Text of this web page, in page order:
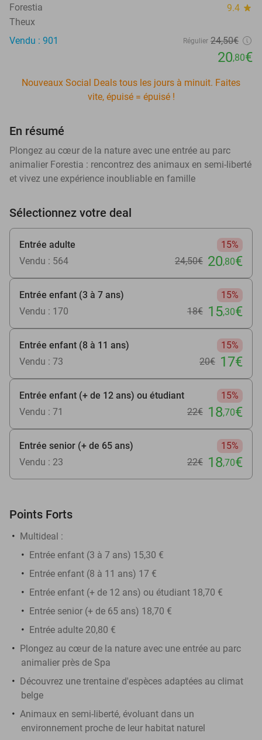
Forestia 9.4 star
Theux
Vendu : 901
Régulier 24,50€
20,80€
Nouveaux Social Deals tous les jours à minuit. Faites
vite, épuisé = épuisé !
En résumé
Plongez au cœur de la nature avec une entrée au parc
animalier Forestia : rencontrez des animaux en semi-liberté
et vivez une expérience inoubliable en famille
Sélectionnez votre deal
Entrée adulte
15%
Vendu : 564
24,50€ 20,80€
Entrée enfant (3 à 7 ans)
15%
Vendu : 170
18€ 15,30€
Entrée enfant (8 à 11 ans)
15%
Vendu : 73
20€ 17€
Entrée enfant (+ de 12 ans) ou étudiant
15%
Vendu : 71
22€ 18,70€
Entrée senior (+ de 65 ans)
15%
Vendu : 23
22€ 18,70€
Points Forts
Multideal :
Entrée enfant (3 à 7 ans) 15,30 €
Entrée enfant (8 à 11 ans) 17 €
Entrée enfant (+ de 12 ans) ou étudiant 18,70 €
Entrée senior (+ de 65 ans) 18,70 €
Entrée adulte 20,80 €
Plongez au cœur de la nature avec une entrée au parc
animalier près de Spa
Découvrez une trentaine d'espèces adaptées au climat
belge
Animaux en semi-liberté, évoluant dans un
environnement proche de leur habitat naturel